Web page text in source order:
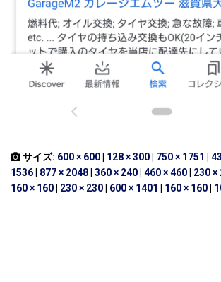
サイズ: 600 × 600 128 × 300 750 × 1751
1536
877 × 2048 360 × 240 460 × 460 230 ×
160 × 160
230 × 230 600 × 1401 160 × 160